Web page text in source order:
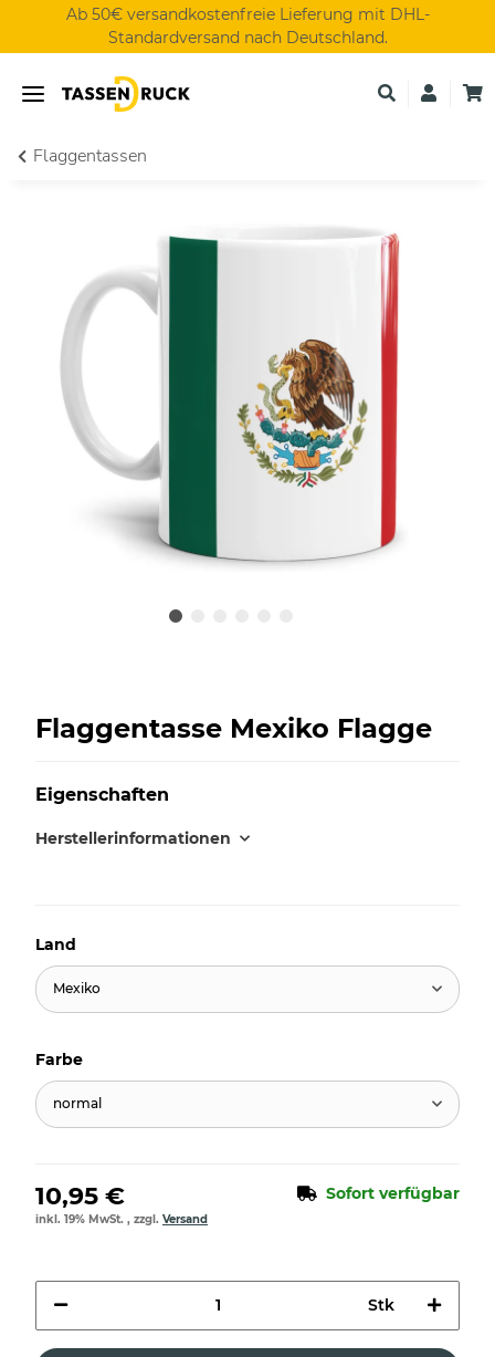
Ab 50€ versandkostenfreie Lieferung mit DHL-
Standardversand nach Deutschland.
Flaggentassen
Flaggentasse Mexiko Flagge
Eigenschaften
Herstellerinformationen
Land
Mexiko
Farbe
normal
10,95 € Sofort verfügbar
inkl. 19% MwSt. , zzgl. Versand
Stk